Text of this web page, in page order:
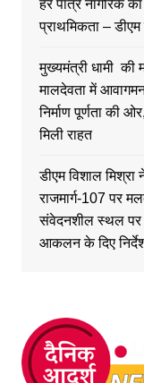
हर पात्र नागरिक
प्राथमिकता – डीएम
मुख्यमंत्री धामी की
मालदेवता में आवागमन
निर्माण पूर्णता की
मिली राहत
डीएम विशाल मिश्रा
राजमार्ग-107 पर
संवेदनशील स्थल पर
आकलन के दिए